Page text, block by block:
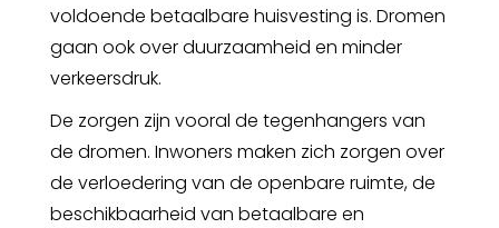
voldoende betaalbare huisvesting is. Dromen
gaan ook over duurzaamheid en minder
verkeersdruk.
De zorgen zijn vooral de tegenhangers van
de dromen. Inwoners maken zich zorgen over
de verloedering van de openbare ruimte, de
beschikbaarheid van betaalbare en